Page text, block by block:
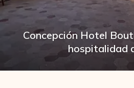
Concepción Hotel
hospitalidad